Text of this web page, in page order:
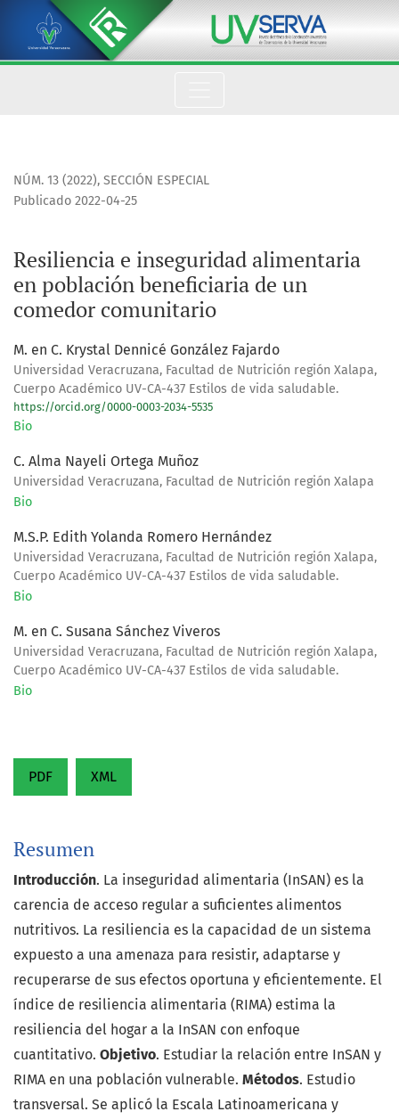
Resiliencia e inseguridad alimentaria en población
NÚM. 13 (2022), SECCIÓN ESPECIAL
Resiliencia e inseguridad alimentaria
en población beneficiaria de un
comedor comunitario
Publicado 2022-04-25
M. en C. Krystal Dennicé González Fajardo
Universidad Veracruzana, Facultad de Nutrición región Xalapa,
Cuerpo Académico UV-CA-437 Estilos de vida saludable.
https://orcid.org/0000-0003-2034-5535
Bio
C. Alma Nayeli Ortega Muñoz
Universidad Veracruzana, Facultad de Nutrición región Xalapa
Bio
M.S.P. Edith Yolanda Romero Hernández
Universidad Veracruzana, Facultad de Nutrición región Xalapa,
Cuerpo Académico UV-CA-437 Estilos de vida saludable.
Bio
M. en C. Susana Sánchez Viveros
Universidad Veracruzana, Facultad de Nutrición región Xalapa,
Cuerpo Académico UV-CA-437 Estilos de vida saludable.
Bio
PDF XML
Resumen
Introducción. La inseguridad alimentaria (InSAN) es la
carencia de acceso regular a suficientes alimentos
nutritivos. La resiliencia es la capacidad de un sistema
expuesto a una amenaza para resistir, adaptarse y
recuperarse de sus efectos oportuna y eficientemente. El
índice de resiliencia alimentaria (RIMA) estima la
resiliencia del hogar a la InSAN con enfoque
cuantitativo. Objetivo. Estudiar la relación entre InSAN y
RIMA en una población vulnerable. Métodos. Estudio
transversal. Se aplicó la Escala Latinoamericana y